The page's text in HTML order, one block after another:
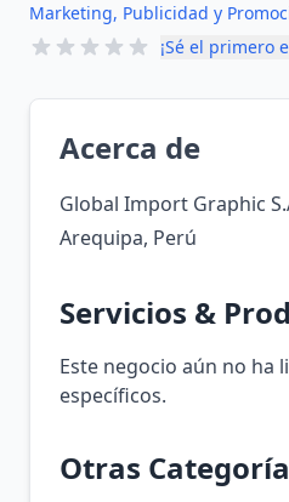
Marketing, Publicidad y
¡Sé el primero
Acerca de
Global Import Graphic
Arequipa, Perú
Servicios &
Este negocio aún no ha
específicos.
Otras